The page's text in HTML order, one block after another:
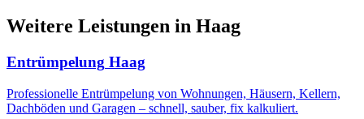
Weitere Leistungen in Haag
Entrümpelung Haag
Professionelle Entrümpelung von Wohnungen, Häusern, Kellern,
Dachböden und Garagen – schnell, sauber, fix kalkuliert.